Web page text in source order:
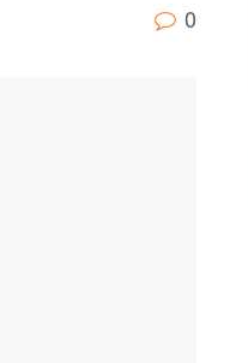
0